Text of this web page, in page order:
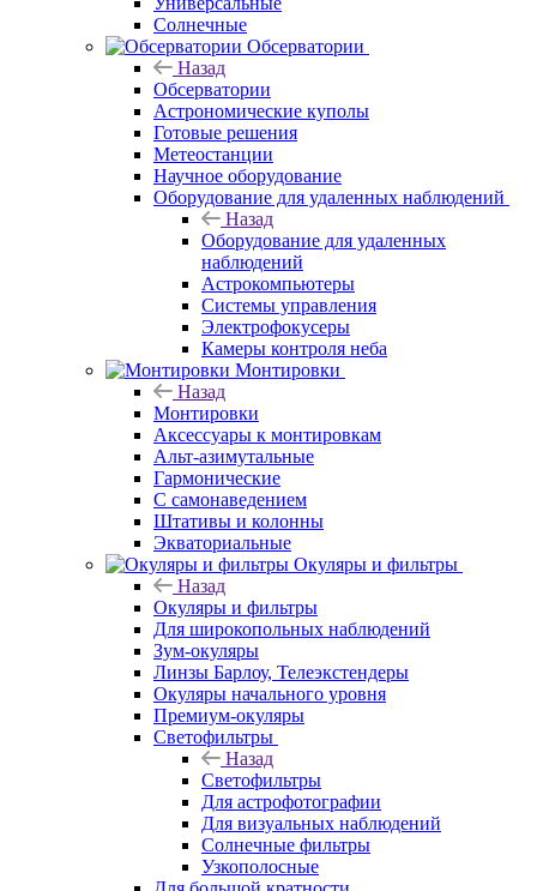
Солнечные
Обсерватории
Назад
Обсерватории
Астрономические куполы
Готовые решения
Метеостанции
Научное оборудование
Оборудование для удаленных наблюдений
Назад
Оборудование для удаленных
наблюдений
Астрокомпьютеры
Системы управления
Электрофокусеры
Камеры контроля неба
Монтировки
Назад
Монтировки
Аксессуары к монтировкам
Альт-азимутальные
Гармонические
С самонаведением
Штативы и колонны
Экваториальные
Окуляры и фильтры
Назад
Окуляры и фильтры
Для широкопольных наблюдений
Зум-окуляры
Линзы Барлоу, Телеэкстендеры
Окуляры начального уровня
Премиум-окуляры
Светофильтры
Назад
Светофильтры
Для астрофотографии
Для визуальных наблюдений
Солнечные фильтры
Узкополосные